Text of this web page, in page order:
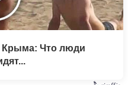
Крыма: Что люди